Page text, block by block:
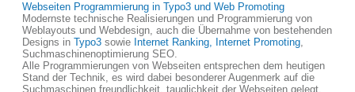
Webseiten Programmierung in Typo3 und Web Promoting
Modernste technische Realisierungen und Programmierung von
Weblayouts und Webdesign, auch die Übernahme von bestehenden
Designs in Typo3 sowie Internet Ranking, Internet Promoting,
Suchmaschinenoptimierung SEO.
Alle Programmierungen von Webseiten entsprechen dem heutigen
Stand der Technik, es wird dabei besonderer Augenmerk auf die
Suchmaschinen freundlichkeit, tauglichkeit der Webseiten gelegt.